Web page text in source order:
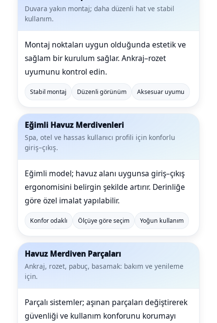
Duvara yakın montaj; daha düzenli hat ve stabil
kullanım.
Montaj noktaları uygun olduğunda estetik ve
sağlam bir kurulum sağlar. Ankraj–rozet
uyumunu kontrol edin.
Stabil montaj Düzenli görünüm Aksesuar uyumu
Eğimli Havuz Merdivenleri
Spa, otel ve hassas kullanıcı profili için konforlu
giriş–çıkış.
Eğimli model; havuz alanı uygunsa giriş–çıkış
ergonomisini belirgin şekilde artırır. Derinliğe
göre özel imalat yapılabilir.
Konfor odaklı Ölçüye göre seçim Yoğun kullanım
Havuz Merdiven Parçaları
Ankraj, rozet, pabuç, basamak: bakım ve yenileme
için.
Parçalı sistemler; aşınan parçaları değiştirerek
güvenliği ve kullanım konforunu korumayı